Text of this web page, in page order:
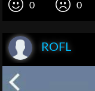
0 0
ROFL